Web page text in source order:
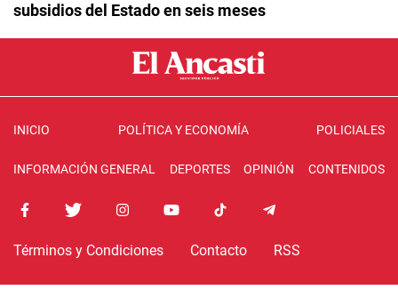
subsidios del Estado en seis meses
INICIO POLÍTICA Y ECONOMÍA POLICIALES
INFORMACIÓN GENERAL DEPORTES OPINIÓN CONTENIDOS
Términos y Condiciones Contacto RSS